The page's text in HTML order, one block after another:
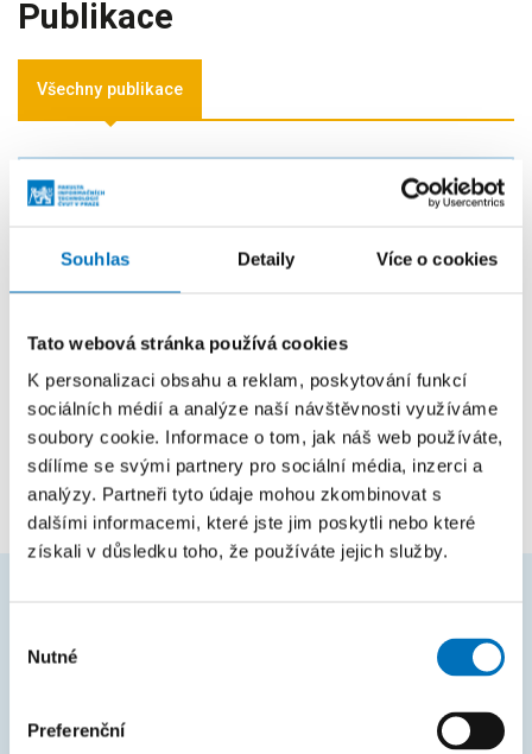
Souhlas Detaily Více o cookies
Tato webová stránka používá cookies
K personalizaci obsahu a reklam, poskytování funkcí
sociálních médií a analýze naší návštěvnosti využíváme
soubory cookie. Informace o tom, jak náš web používáte,
sdílíme se svými partnery pro sociální média, inzerci a
analýzy. Partneři tyto údaje mohou zkombinovat s
dalšími informacemi, které jste jim poskytli nebo které
získali v důsledku toho, že používáte jejich služby.
souhlasu
Nutné
Preferenční
Publikace
Všechny publikace
Zvláštní tvary dřevin
Šoch, M.; Bláha, L.; Zieglerová, J.
2014
PUBLIKOVÁNO
Praha: Togga, spol. s r. o., 2014. ISBN 978-80-7476-
048-8.
Studijní oddělení